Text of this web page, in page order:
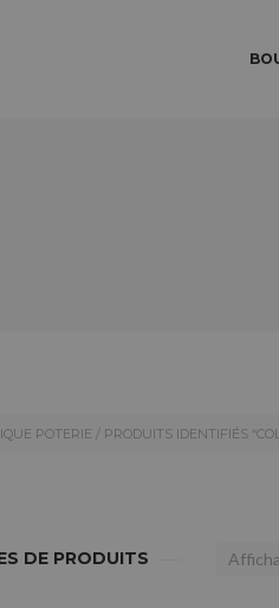
SKIP
SKIP
POTERIE / PRODUITS IDENTIFIÉS
DE PRODUITS